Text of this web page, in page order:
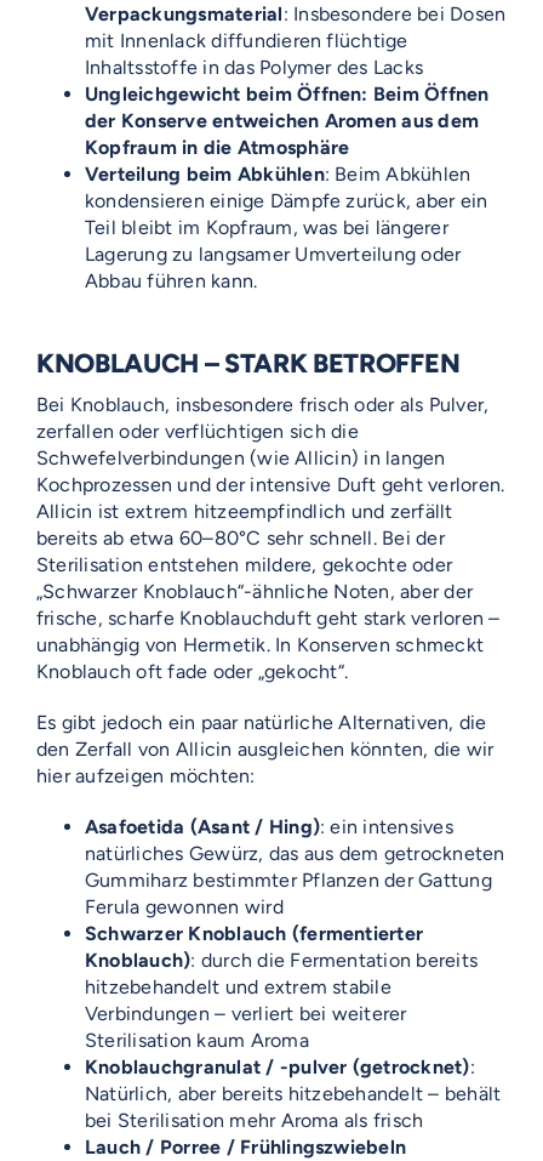
Verpackungsmaterial: Insbesondere bei Dosen
mit Innenlack diffundieren flüchtige
Inhaltsstoffe in das Polymer des Lacks
Ungleichgewicht beim Öffnen: Beim Öffnen
der Konserve entweichen Aromen aus dem
Kopfraum in die Atmosphäre
Verteilung beim Abkühlen: Beim Abkühlen
kondensieren einige Dämpfe zurück, aber ein
Teil bleibt im Kopfraum, was bei längerer
Lagerung zu langsamer Umverteilung oder
Abbau führen kann.
KNOBLAUCH – STARK BETROFFEN
Bei Knoblauch, insbesondere frisch oder als Pulver,
zerfallen oder verflüchtigen sich die
Schwefelverbindungen (wie Allicin) in langen
Kochprozessen und der intensive Duft geht verloren.
Allicin ist extrem hitzeempfindlich und zerfällt
bereits ab etwa 60–80°C sehr schnell. Bei der
Sterilisation entstehen mildere, gekochte oder
„Schwarzer Knoblauch“-ähnliche Noten, aber der
frische, scharfe Knoblauchduft geht stark verloren –
unabhängig von Hermetik. In Konserven schmeckt
Knoblauch oft fade oder „gekocht“.
Es gibt jedoch ein paar natürliche Alternativen, die
den Zerfall von Allicin ausgleichen könnten, die wir
hier aufzeigen möchten:
Asafoetida (Asant / Hing): ein intensives
natürliches Gewürz, das aus dem getrockneten
Gummiharz bestimmter Pflanzen der Gattung
Ferula gewonnen wird
Schwarzer Knoblauch (fermentierter
Knoblauch): durch die Fermentation bereits
hitzebehandelt und extrem stabile
Verbindungen – verliert bei weiterer
Sterilisation kaum Aroma
Knoblauchgranulat / -pulver (getrocknet):
Natürlich, aber bereits hitzebehandelt – behält
bei Sterilisation mehr Aroma als frisch
Lauch / Porree / Frühlingszwiebeln